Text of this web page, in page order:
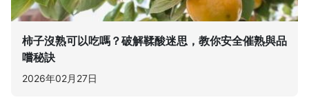
柿子沒熟可以吃嗎？破解鞣酸迷思，教你安全催熟與品
嚐秘訣
2026年02月27日